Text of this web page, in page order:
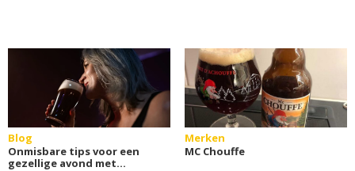
Blog
Onmisbare tips voor een
gezellige avond met
Merken
MC Chouffe